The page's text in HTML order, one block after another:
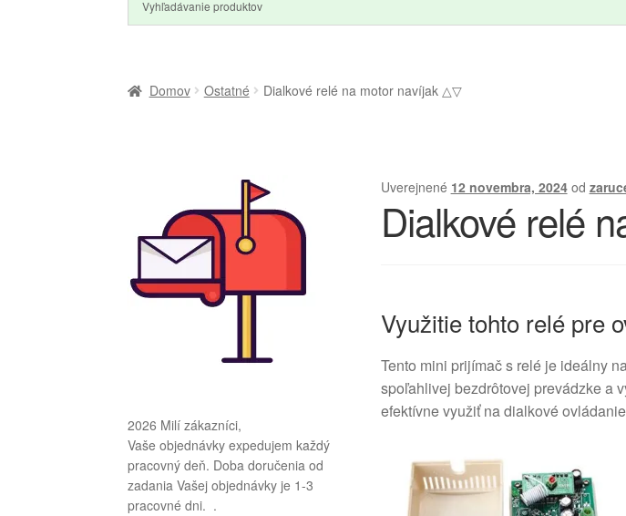
Domov Ostatné Dialkové relé na motor navíjak △▽
Uverejnené 12 novembra, 2024 od
Dialkové relé
Využitie tohto relé pre
Tento mini prijímač s relé je ideálny
spoľahlivej bezdrôtovej prevádzke a
efektívne využiť na dialkové
2026 Milí zákazníci,
Vaše objednávky expedujem každý
pracovný deň. Doba doručenia od
zadania Vašej objednávky je 1-3
pracovné dni. .